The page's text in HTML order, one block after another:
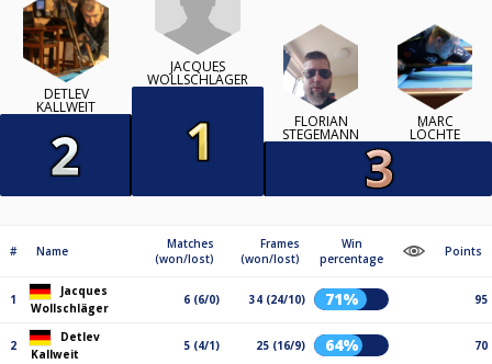
DETLEV
KALLWEIT
JACQUES
WOLLSCHLÄGER
FLORIAN
STEGEMANN
MARC
LÖCHTE
# Name
Matches
(won/lost)
Frames
(won/lost)
Win
percentage
Points
1
Jacques
Wollschläger
6 (6/0) 34 (24/10) 71% 95
2
Detlev
Kallweit
5 (4/1) 25 (16/9) 64% 70